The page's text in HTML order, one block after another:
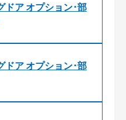
ア オプション･部
ア オプション･部